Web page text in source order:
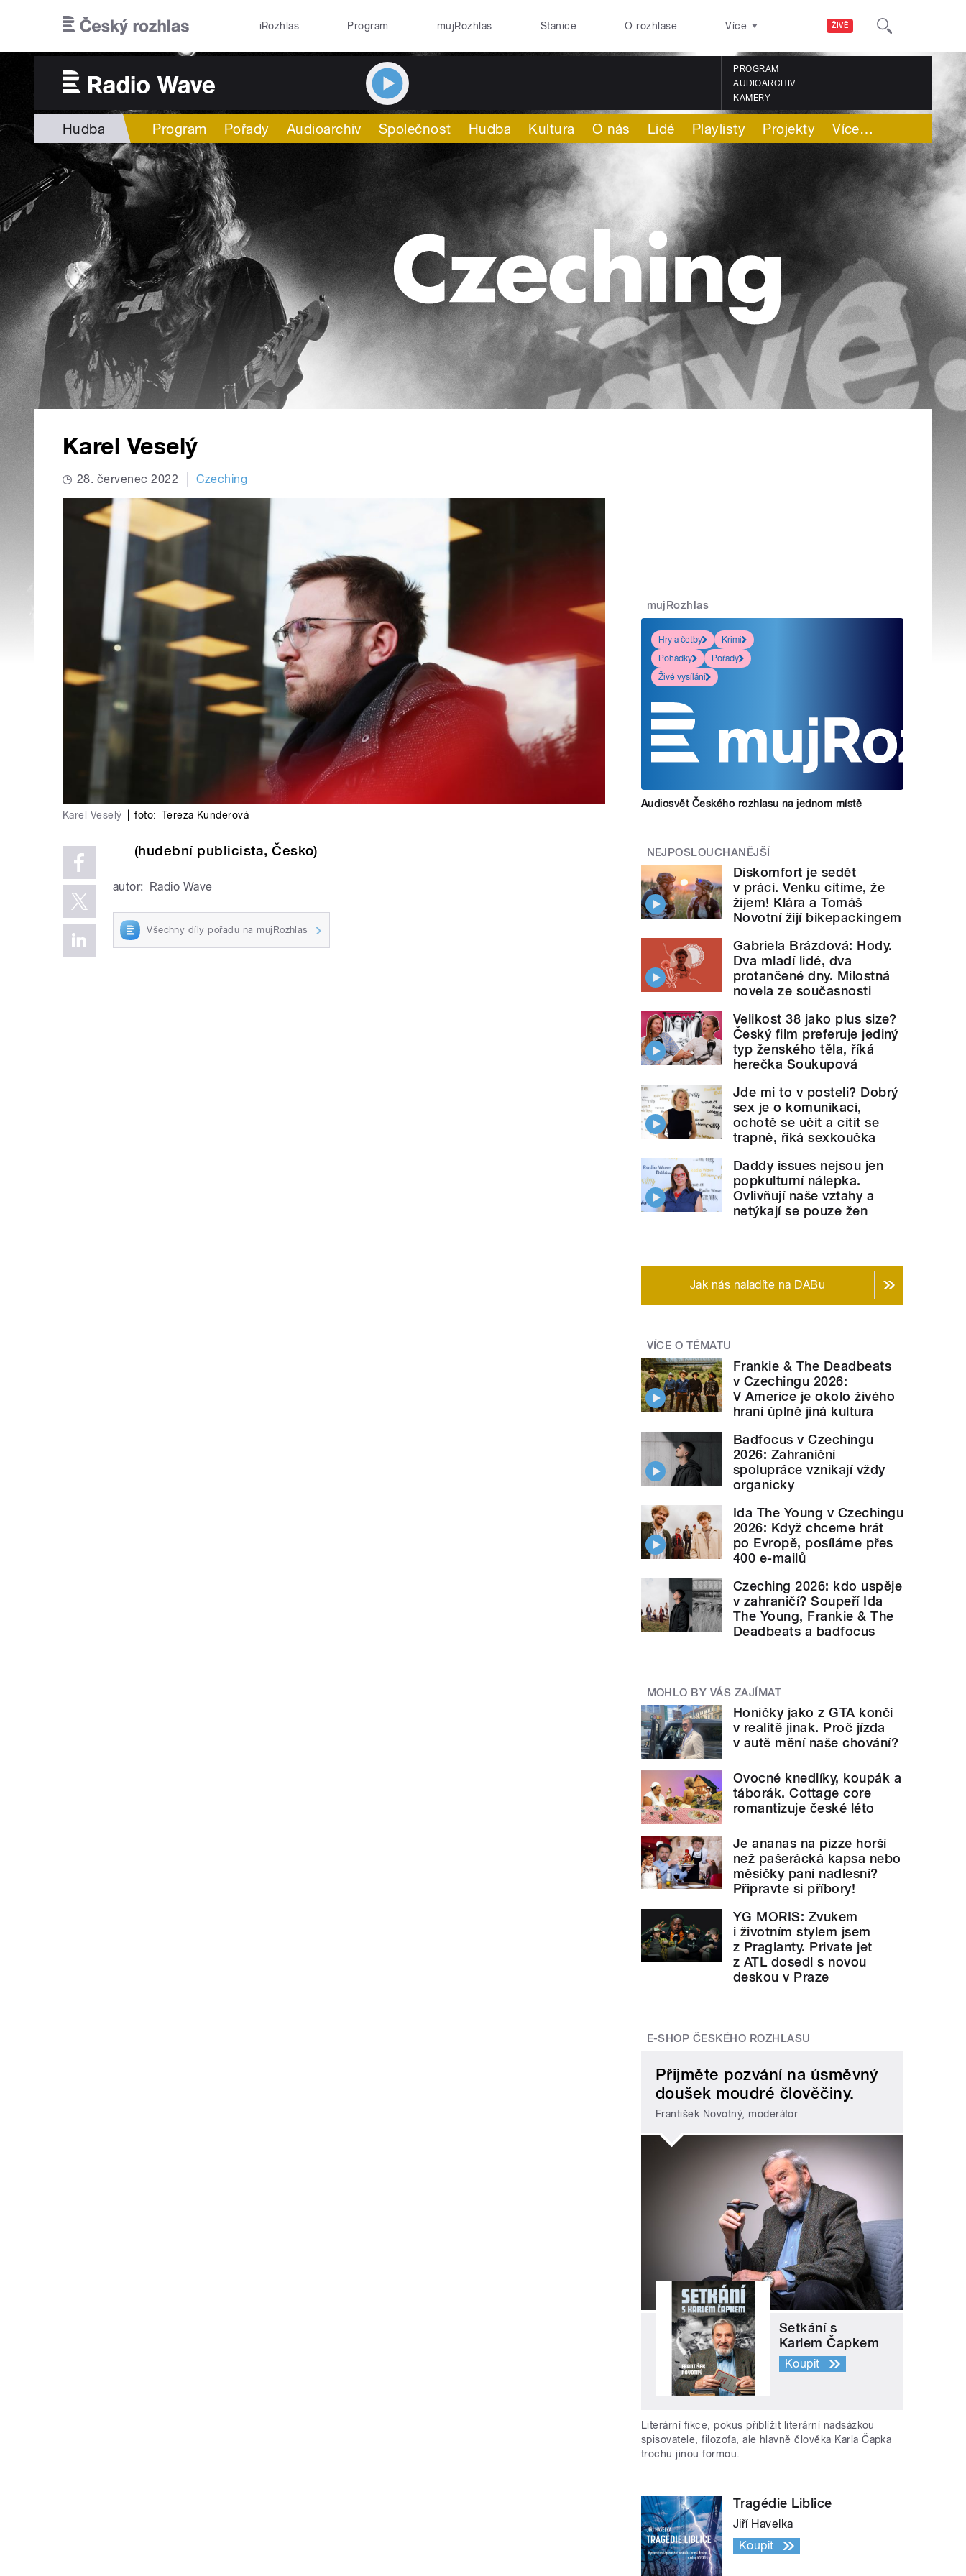
ŽIVĚ
iRozhlas Program mujRozhlas Stanice O rozhlase Více
PROGRAM
AUDIOARCHIV
KAMERY
Hudba Program Pořady Audioarchiv Společnost Hudba Kultura O nás Lidé Playlisty Projekty Více…
Karel Veselý
28. červenec 2022 Czeching
Karel Veselý foto: Tereza Kunderová
(hudební publicista, Česko)
autor: Radio Wave
Všechny díly pořadu na mujRozhlas
mujRozhlas
Hry a četby
Krimi
Pohádky
Pořady
Živé vysílání
Audiosvět Českého rozhlasu na jednom místě
NEJPOSLOUCHANĚJŠÍ
Diskomfort je sedět
v práci. Venku cítíme, že
žijem! Klára a Tomáš
Novotní žijí bikepackingem
Gabriela Brázdová: Hody.
Dva mladí lidé, dva
protančené dny. Milostná
novela ze současnosti
Velikost 38 jako plus size?
Český film preferuje jediný
typ ženského těla, říká
herečka Soukupová
Jde mi to v posteli? Dobrý
sex je o komunikaci,
ochotě se učit a cítit se
trapně, říká sexkoučka
Daddy issues nejsou jen
popkulturní nálepka.
Ovlivňují naše vztahy a
netýkají se pouze žen
Jak nás naladíte na DABu
VÍCE O TÉMATU
Frankie & The Deadbeats
v Czechingu 2026:
V Americe je okolo živého
hraní úplně jiná kultura
Badfocus v Czechingu
2026: Zahraniční
spolupráce vznikají vždy
organicky
Ida The Young v Czechingu
2026: Když chceme hrát
po Evropě, posíláme přes
400 e-mailů
Czeching 2026: kdo uspěje
v zahraničí? Soupeří Ida
The Young, Frankie & The
Deadbeats a badfocus
MOHLO BY VÁS ZAJÍMAT
Honičky jako z GTA končí
v realitě jinak. Proč jízda
v autě mění naše chování?
Ovocné knedlíky, koupák a
táborák. Cottage core
romantizuje české léto
Je ananas na pizze horší
než pašerácká kapsa nebo
měsíčky paní nadlesní?
Připravte si příbory!
YG MORIS: Zvukem
i životním stylem jsem
z Praglanty. Private jet
z ATL dosedl s novou
deskou v Praze
E-SHOP ČESKÉHO ROZHLASU
Přijměte pozvání na úsměvný
doušek moudré člověčiny.
František Novotný, moderátor
Setkání s
Karlem Čapkem
Koupit
Literární fikce, pokus přiblížit literární nadsázkou
spisovatele, filozofa, ale hlavně člověka Karla Čapka
trochu jinou formou.
Tragédie Liblice
Jiří Havelka
Koupit